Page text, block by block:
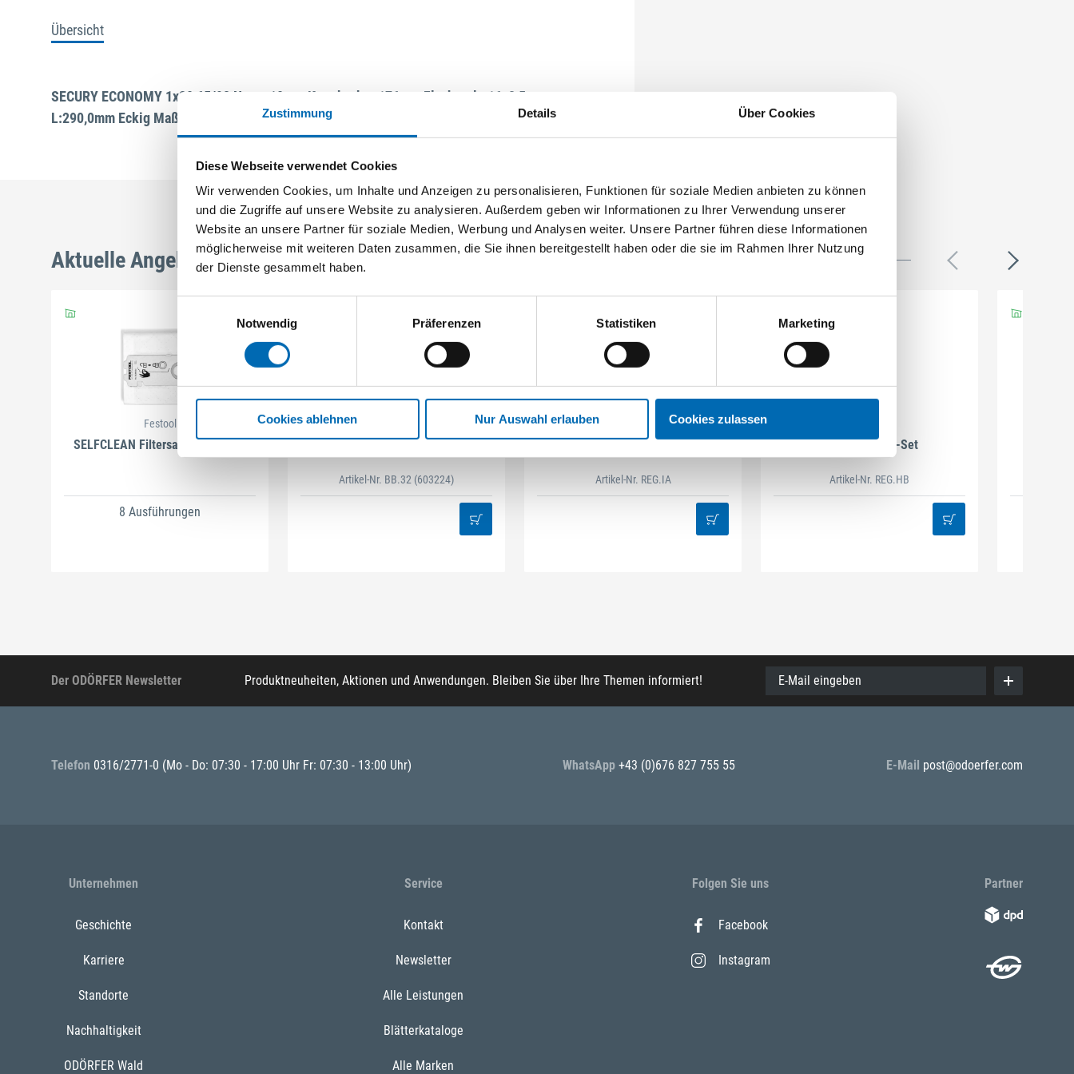
Zustimmung Details Über Cookies
Diese Webseite verwendet Cookies
Wir verwenden Cookies, um Inhalte und Anzeigen zu personalisieren, Funktionen für soziale Medien anbieten zu können
und die Zugriffe auf unsere Website zu analysieren. Außerdem geben wir Informationen zu Ihrer Verwendung unserer
Website an unsere Partner für soziale Medien, Werbung und Analysen weiter. Unsere Partner führen diese Informationen
möglicherweise mit weiteren Daten zusammen, die Sie ihnen bereitgestellt haben oder die sie im Rahmen Ihrer Nutzung
der Dienste gesammelt haben.
Notwendig
Präferenzen Statistiken Marketing
Cookies ablehnen Nur Auswahl erlauben Cookies zulassen
Übersicht
SECURY ECONOMY 1x20 65/92 Nuss: 10mm Kennkerbe: 176mm Flachstulp 16x2,5mm
L:290,0mm Eckig Maße: ferGUard*silber
Aktuelle Angebote
Festool
SELFCLEAN Filtersack SC FIS-CT
8 Ausführungen
Bit-Box 32-tlg Mix
Artikel-Nr. BB.32 (603224)
Innenausbau Regal-Set
Artikel-Nr. REG.IA
Holzbau Regal-Set
Artikel-Nr. REG.HB
Der ODÖRFER Newsletter Produktneuheiten, Aktionen und Anwendungen. Bleiben Sie über Ihre Themen informiert! E-Mail eingeben
Telefon 0316/2771-0 (Mo - Do: 07:30 - 17:00 Uhr Fr: 07:30 - 13:00 Uhr) WhatsApp +43 (0)676 827 755 55 E-Mail post@odoerfer.com
Unternehmen
Geschichte
Karriere
Standorte
Nachhaltigkeit
ODÖRFER Wald
Service
Kontakt
Newsletter
Alle Leistungen
Blätterkataloge
Alle Marken
Folgen Sie uns
Facebook
Instagram
Partner